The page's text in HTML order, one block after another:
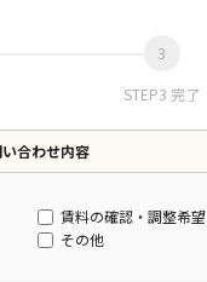
STEP3 完了
い合わせ内容
賃料の確認・調整希望
その他